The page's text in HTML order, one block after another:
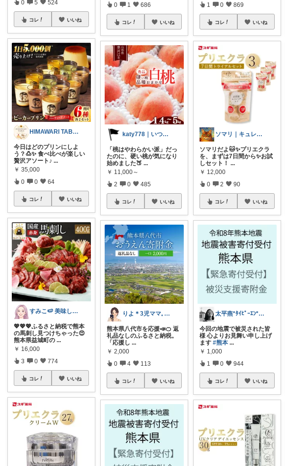
0 5 524
コレ いいね
HIMAWARI TABLE🌼
今日はどのプリンにしよ
う？🍮✨ 食べ比べが楽しい
贅沢アソート♪ ...
￥ 35,000
0 0 64
コレ いいね
すみこ🍉 美味しいものたくさん🍧
💖💖💖ふるさと納税で熊本
の馬刺し見つけちゃった😍
熊本県益城町の ...
￥ 16,000
3 0 774
コレ いいね
0 1 686
コレ いいね
katy778｜いつも有難うございます✨
「桃はやわらかい派」だっ
たのに、硬い桃が気になり
始めました🍑...
￥ 11,000～
2 0 485
コレ いいね
りよ＊3児ママ𓈒 𓏸 𓐍
熊本県八代市を応援📣🍊 返
礼品なしのふるさと納税。
「応援し ...
￥ 2,000
0 4 113
コレ いいね
1 0 869
コレ いいね
ソマリ｜キュレルを全部揃えたよ✨見てね！
ソマリだよ🐱✨プリエクラ
を、まずは7日間から✨お試
しセット！...
￥ 12,000
0 2 90
コレ いいね
太平燕*ﾀｲﾋﾟｰｴﾝ*熊本は負けんバイ
今回の地震で被災された皆
様 心よりお見舞い申し上げ
ます#熊本 ...
￥ 1,000
1 0 944
コレ いいね